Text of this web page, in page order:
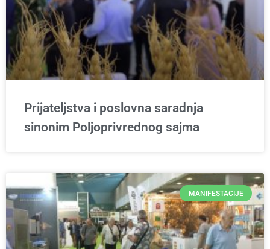
Prijateljstva i poslovna saradnja
sinonim Poljoprivrednog sajma
MANIFESTACIJE